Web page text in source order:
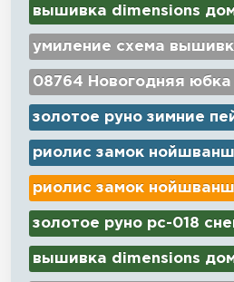
вышивка dimensions
умиление схема
08764 Новогодняя
золотое руно зимние
риолис замок
риолис замок
золотое руно рс-018
вышивка dimensions